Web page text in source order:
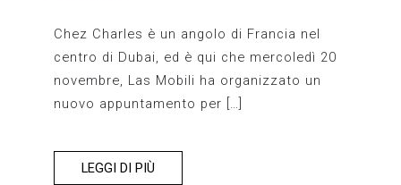
Chez Charles è un angolo di Francia nel
centro di Dubai, ed è qui che mercoledì 20
novembre, Las Mobili ha organizzato un
nuovo appuntamento per […]
LEGGI DI PIÙ